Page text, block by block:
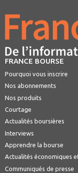
FRANCE BOURSE
Pourquoi vous inscrire
Nos abonnements
Nos produits
Courtage
Actualités boursières
Interviews
Apprendre la bourse
Actualités économiques
Communiqués de presse